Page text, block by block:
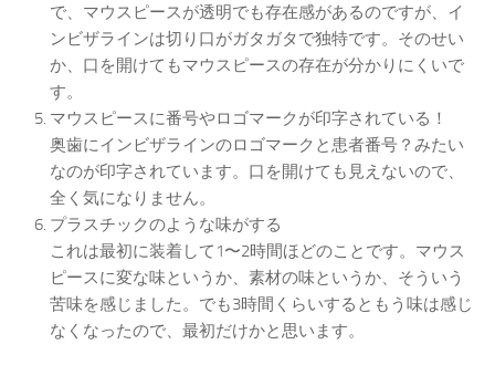
で、マウスピースが透明でも存在感があるのですが、イ
ンビザラインは切り口がガタガタで独特です。そのせい
か、口を開けてもマウスピースの存在が分かりにくいで
す。
マウスピースに番号やロゴマークが印字されている！
奥歯にインビザラインのロゴマークと患者番号？みたい
なのが印字されています。口を開けても見えないので、
全く気になりません。
プラスチックのような味がする
これは最初に装着して1〜2時間ほどのことです。マウス
ピースに変な味というか、素材の味というか、そういう
苦味を感じました。でも3時間くらいするともう味は感じ
なくなったので、最初だけかと思います。